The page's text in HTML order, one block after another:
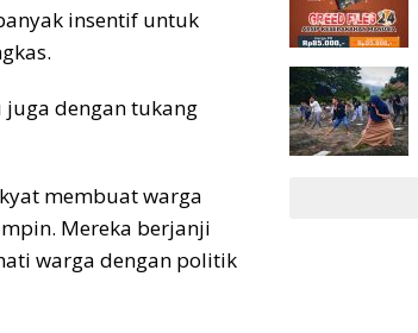
insentif untuk
juga dengan tukang
membuat warga
Mereka berjanji
warga dengan politik